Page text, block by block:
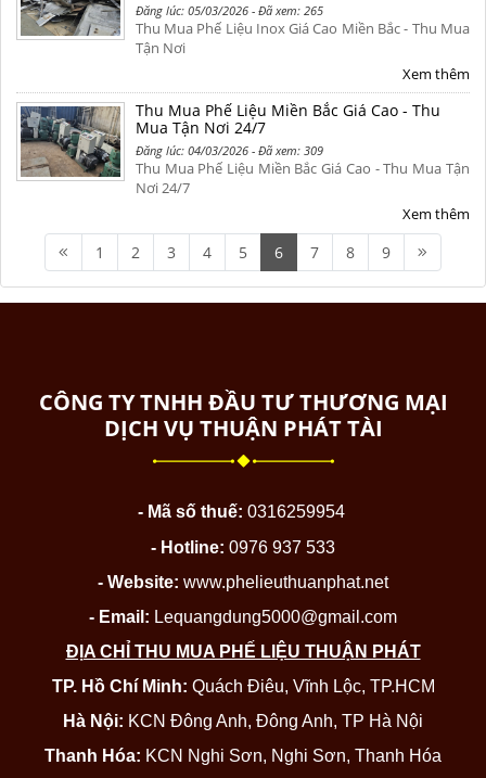
Đăng lúc: 05/03/2026 - Đã xem: 265
Thu Mua Phế Liệu Inox Giá Cao Miền Bắc - Thu Mua
Tận Nơi
Xem thêm
Thu Mua Phế Liệu Miền Bắc Giá Cao - Thu
Mua Tận Nơi 24/7
Đăng lúc: 04/03/2026 - Đã xem: 309
Thu Mua Phế Liệu Miền Bắc Giá Cao - Thu Mua Tận
Nơi 24/7
Xem thêm
1 2 3 4 5 6 7 8 9
CÔNG TY TNHH ĐẦU TƯ THƯƠNG MẠI
DỊCH VỤ THUẬN PHÁT TÀI
- Mã số thuế: 0316259954
- Hotline: 0976 937 533
- Website: www.phelieuthuanphat.net
- Email: Lequangdung5000@gmail.com
ĐỊA CHỈ THU MUA PHẾ LIỆU THUẬN PHÁT
TP. Hồ Chí Minh: Quách Điêu, Vĩnh Lộc, TP.HCM
Hà Nội: KCN Đông Anh, Đông Anh, TP Hà Nội
Thanh Hóa: KCN Nghi Sơn, Nghi Sơn, Thanh Hóa